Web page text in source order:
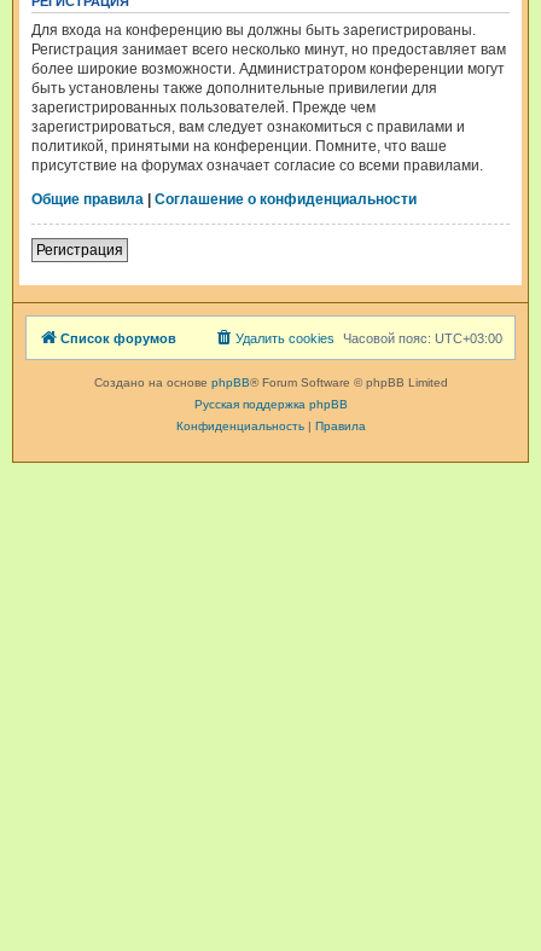
Для входа на конференцию вы должны быть зарегистрированы.
Регистрация занимает всего несколько минут, но предоставляет вам
более широкие возможности. Администратором конференции могут
быть установлены также дополнительные привилегии для
зарегистрированных пользователей. Прежде чем
зарегистрироваться, вам следует ознакомиться с правилами и
политикой, принятыми на конференции. Помните, что ваше
присутствие на форумах означает согласие со всеми правилами.
Общие правила | Соглашение о конфиденциальности
Регистрация
Список форумов Часовой пояс: UTC+03:00
Удалить cookies
Создано на основе phpBB® Forum Software © phpBB Limited
Русская поддержка phpBB
Конфиденциальность| Правила